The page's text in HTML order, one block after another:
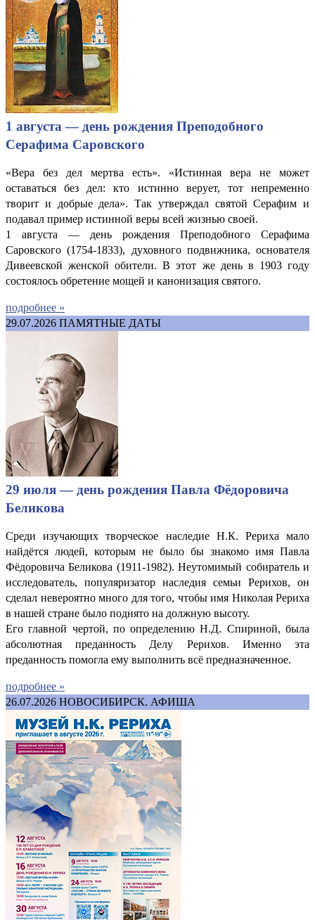
1 августа — день рождения Преподобного
Серафима Саровского
«Вера без дел мертва есть». «Истинная вера не может
оставаться без дел: кто истинно верует, тот непременно
творит и добрые дела». Так утверждал святой Серафим и
подавал пример истинной веры всей жизнью своей.
1 августа — день рождения Преподобного Серафима
Саровского (1754-1833), духовного подвижника, основателя
Дивеевской женской обители. В этот же день в 1903 году
состоялось обретение мощей и канонизация святого.
подробнее »
29.07.2026 ПАМЯТНЫЕ ДАТЫ
29 июля — день рождения Павла Фёдоровича
Беликова
Среди изучающих творческое наследие Н.К. Рериха мало
найдётся людей, которым не было бы знакомо имя Павла
Фёдоровича Беликова (1911-1982). Неутомимый собиратель и
исследователь, популяризатор наследия семьи Рерихов, он
сделал невероятно много для того, чтобы имя Николая Рериха
в нашей стране было поднято на должную высоту.
Его главной чертой, по определению Н.Д. Спириной, была
абсолютная преданность Делу Рерихов. Именно эта
преданность помогла ему выполнить всё предназначенное.
подробнее »
26.07.2026 НОВОСИБИРСК. АФИША